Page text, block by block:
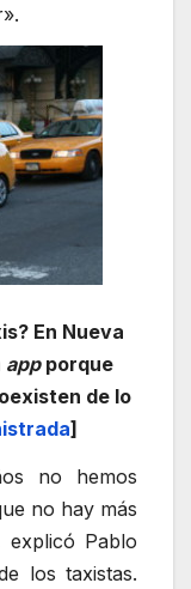
En Nueva
appporque
de lo
]
no hemos
no hay más
explicó Pablo
los taxistas.